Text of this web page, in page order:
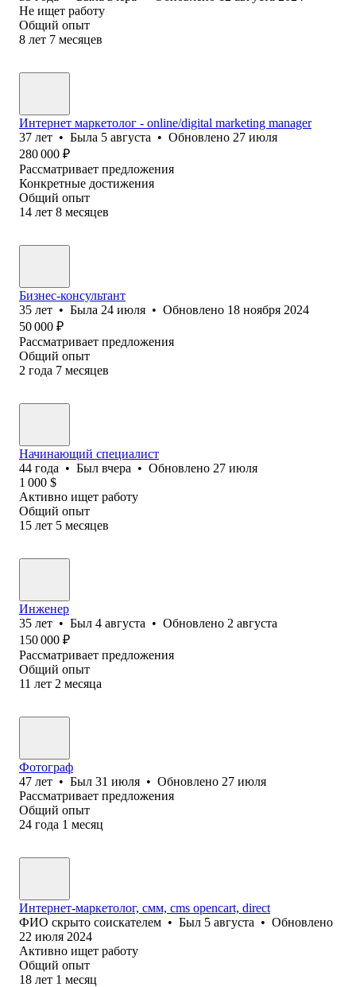
Не ищет работу
Общий опыт
8 лет 7 месяцев
Интернет маркетолог - online/digital marketing manager
37 лет • Была 5 августа • Обновлено 27 июля
280 000 ₽
Рассматривает предложения
Конкретные достижения
Общий опыт
14 лет 8 месяцев
Бизнес-консультант
35 лет • Была 24 июля • Обновлено 18 ноября 2024
50 000 ₽
Рассматривает предложения
Общий опыт
2 года 7 месяцев
Начинающий специалист
44 года • Был вчера • Обновлено 27 июля
1 000 $
Активно ищет работу
Общий опыт
15 лет 5 месяцев
Инженер
35 лет • Был 4 августа • Обновлено 2 августа
150 000 ₽
Рассматривает предложения
Общий опыт
11 лет 2 месяца
Фотограф
47 лет • Был 31 июля • Обновлено 27 июля
Рассматривает предложения
Общий опыт
24 года 1 месяц
Интернет-маркетолог, смм, cms opencart, direct
ФИО скрыто соискателем • Был 5 августа • Обновлено
22 июля 2024
Активно ищет работу
Общий опыт
18 лет 1 месяц